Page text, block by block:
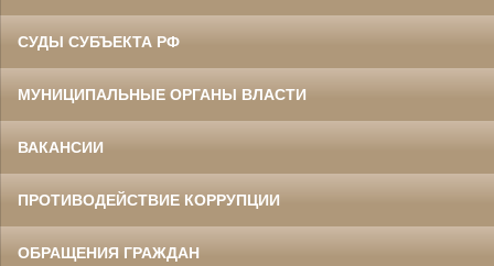
СУДЫ СУБЪЕКТА РФ
МУНИЦИПАЛЬНЫЕ ОРГАНЫ ВЛАСТИ
ВАКАНСИИ
ПРОТИВОДЕЙСТВИЕ КОРРУПЦИИ
ОБРАЩЕНИЯ ГРАЖДАН